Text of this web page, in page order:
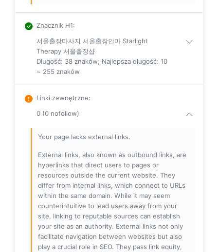
Znacznik H1:
서울출장마사지 서울출장안마 Starlight
Therapy 서울출장샵
Długość: 38 znaków; Najlepsza długość: 10
~ 255 znaków
Linki zewnętrzne:
0 (0 nofollow)
Your page lacks external links.
External links, also known as outbound links, are
hyperlinks that direct users to pages or
resources outside the current website. They
differ from internal links, which connect to URLs
within the same domain. While it may seem
counterintuitive to lead users away from your
site, linking to reputable sources can establish
your site as an authority. External links not only
facilitate navigation between websites but also
play a crucial role in SEO. They pass link equity,